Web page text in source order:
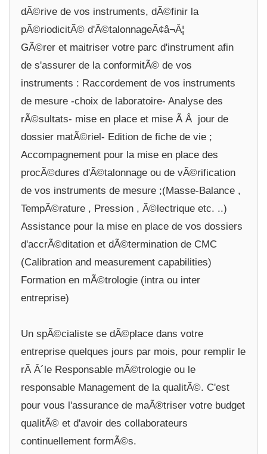
dÃ©rive de vos instruments, dÃ©finir la
pÃ©riodicitÃ© d'Ã©talonnageÃ¢â¬Â¦
GÃ©rer et maitriser votre parc d'instrument afin
de s'assurer de la conformitÃ© de vos
instruments : Raccordement de vos instruments
de mesure -choix de laboratoire- Analyse des
rÃ©sultats- mise en place et mise Ã Â jour de
dossier matÃ©riel- Edition de fiche de vie ;
Accompagnement pour la mise en place des
procÃ©dures d'Ã©talonnage ou de vÃ©rification
de vos instruments de mesure ;(Masse-Balance ,
TempÃ©rature , Pression , Ã©lectrique etc. ..)
Assistance pour la mise en place de vos dossiers
d'accrÃ©ditation et dÃ©termination de CMC
(Calibration and measurement capabilities)
Formation en mÃ©trologie (intra ou inter
entreprise)
Un spÃ©cialiste se dÃ©place dans votre
entreprise quelques jours par mois, pour remplir le
rÃ Â´le Responsable mÃ©trologie ou le
responsable Management de la qualitÃ©. C'est
pour vous l'assurance de maÃ®triser votre budget
qualitÃ© et d'avoir des collaborateurs
continuellement formÃ©s.